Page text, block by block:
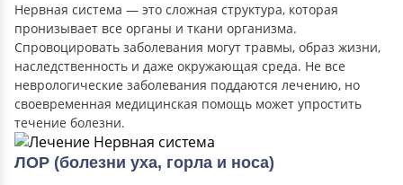
Нервная система — это сложная структура, которая
пронизывает все органы и ткани организма.
Спровоцировать заболевания могут травмы, образ жизни,
наследственность и даже окружающая среда. Не все
неврологические заболевания поддаются лечению, но
своевременная медицинская помощь может упростить
течение болезни.
ЛОР (болезни уха, горла и носа)